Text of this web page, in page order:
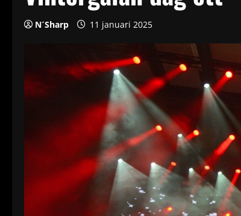
N´Sharp 11 januari 2025